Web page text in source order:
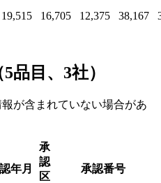
19,515 16,705 12,375 38,167
品目、3社）
が含まれていない場合があ
年月
承
認
区
承認番号